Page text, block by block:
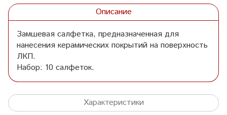
Описание
Замшевая салфетка, предназначенная для
нанесения керамических покрытий на поверхность
ЛКП.
Набор: 10 салфеток.
Характеристики